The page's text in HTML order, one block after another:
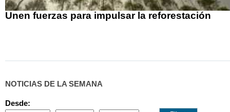
Unen fuerzas para impulsar la reforestación
NOTICIAS DE LA SEMANA
Desde: